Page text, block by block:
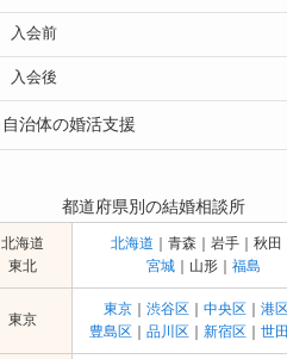
入会前
入会後
自治体の婚活支援
都道府県別の結婚相談所
北海道
東北
北海道 ｜青森｜岩手｜秋田
宮城｜山形｜ 福島
東京
東京｜ 渋谷区｜ 中央区｜ 港
豊島区｜ 品川区｜ 新宿区｜ 世